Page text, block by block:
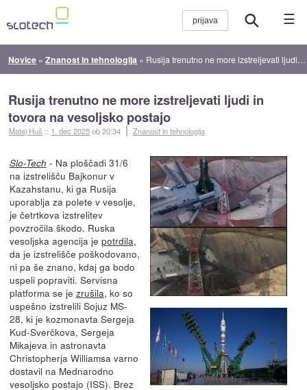
☰
Novice »Znanost in tehnologija » Rusija trenutno ne more izstreljevati ljudi in tovora na vesoljsko postajo
Rusija trenutno ne more izstreljevati ljudi in
tovora na vesoljsko postajo
Matej Huš :: 1. dec 2025ob 20:34 Znanost in tehnologija
Slo-Tech - Na ploščadi 31/6
na izstrelišču Bajkonur v
Kazahstanu, ki ga Rusija
uporablja za polete v vesolje,
je četrtkova izstrelitev
povzročila škodo. Ruska
vesoljska agencija je potrdila,
da je izstrelišče poškodovano,
ni pa še znano, kdaj ga bodo
uspeli popraviti. Servisna
platforma se je zrušila, ko so
uspešno izstrelili Sojuz MS-
28, ki je kozmonavta Sergeja
Kud-Sverčkova, Sergeja
Mikajeva in astronavta
Christopherja Williamsa varno
dostavil na Mednarodno
vesoljsko postajo (ISS). Brez